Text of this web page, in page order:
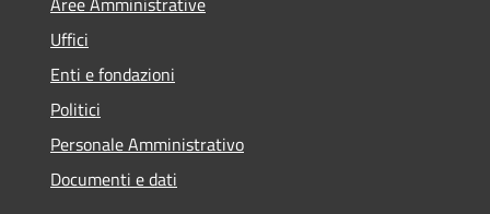
Uffici
Enti e fondazioni
Politici
Personale Amministrativo
Documenti e dati